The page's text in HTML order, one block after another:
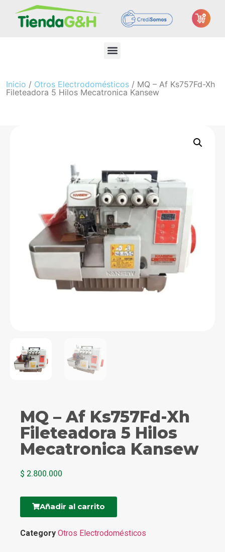
Inicio / Otros Electrodomésticos / MQ – Af Ks757Fd-Xh
Fileteadora 5 Hilos Mecatronica Kansew
MQ – Af Ks757Fd-Xh
Fileteadora 5 Hilos
Mecatronica Kansew
$ 2.800.000
Añadir al carrito
Category Otros Electrodomésticos